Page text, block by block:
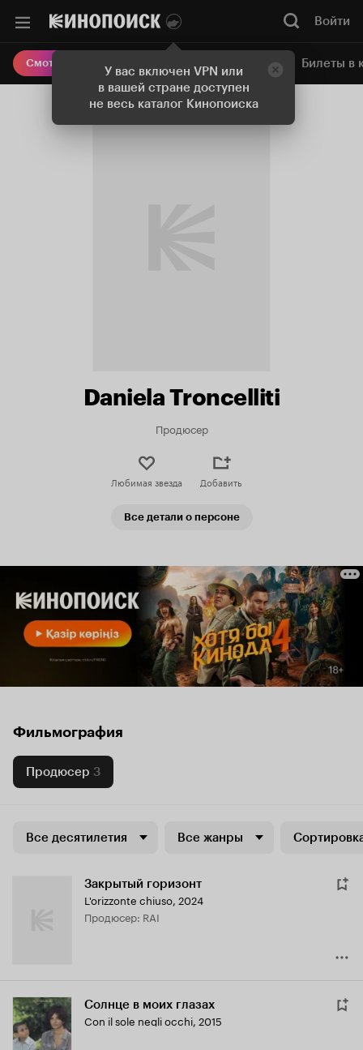
У вас включен VPN или
в вашей стране доступен
не весь каталог Кинопоиска
Войти
Смотреть кино Онлайн-кинотеатр Билеты в
Daniela Troncelliti
Продюсер
Любимая звезда Добавить
Все детали о персоне
Фильмография
Продюсер 3
Все десятилетия Все жанры
Закрытый горизонт
L'orizzonte chiuso, 2024
продюсер: RAI
Солнце в моих глазах
Con il sole negli occhi, 2015